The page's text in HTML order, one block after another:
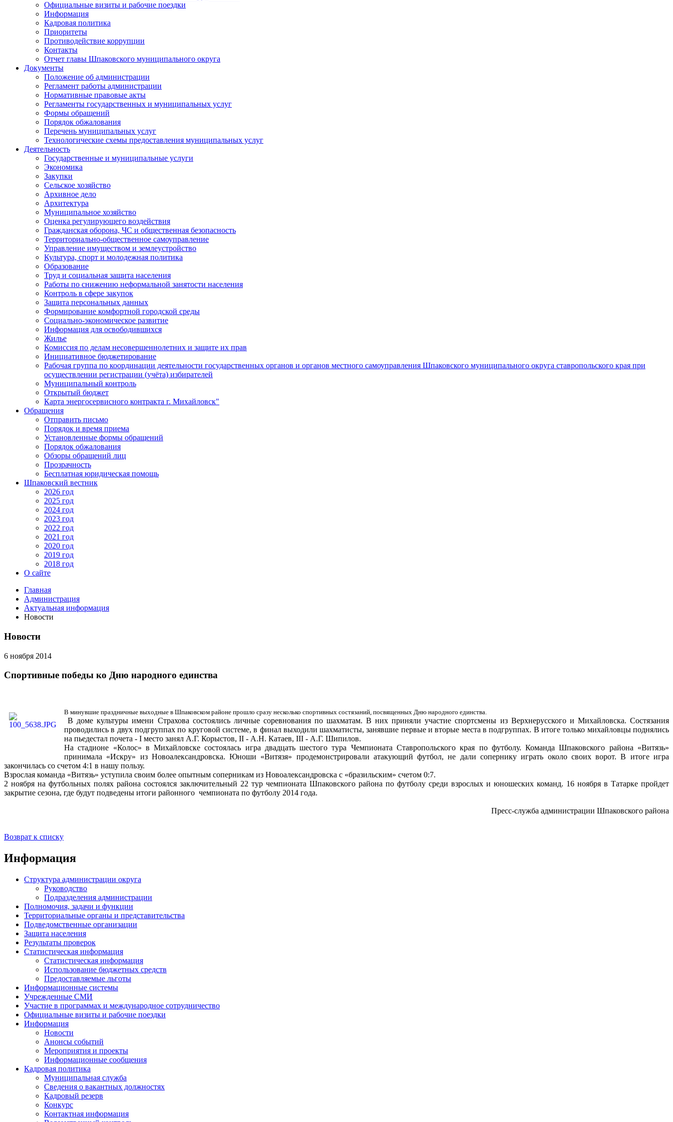
Официальные визиты и рабочие поездки
Информация
Кадровая политика
Приоритеты
Противодействие коррупции
Контакты
Отчет главы Шпаковского муниципального округа
Документы
Положение об администрации
Регламент работы администрации
Нормативные правовые акты
Регламенты государственных и муниципальных услуг
Формы обращений
Порядок обжалования
Перечень муниципальных услуг
Технологические схемы предоставления муниципальных услуг
Деятельность
Государственные и муниципальные услуги
Экономика
Закупки
Сельское хозяйство
Архивное дело
Архитектура
Муниципальное хозяйство
Оценка регулирующего воздействия
Гражданская оборона, ЧС и общественная безопасность
Территориально-общественное самоуправление
Управление имуществом и землеустройство
Культура, спорт и молодежная политика
Образование
Труд и социальная защита населения
Работы по снижению неформальной занятости населения
Контроль в сфере закупок
Защита персональных данных
Формирование комфортной городской среды
Социально-экономическое развитие
Информация для освободившихся
Жилье
Комиссия по делам несовершеннолетних и защите их прав
Инициативное бюджетирование
Рабочая группа по координации деятельности государственных органов и органов местного самоуправления Шпаковского муниципального округа ставропольского края при
осуществлении регистрации (учёта) избирателей
Муниципальный контроль
Открытый бюджет
Карта энергосервисного контракта г. Михайловск"
Обращения
Отправить письмо
Порядок и время приема
Установленные формы обращений
Порядок обжалования
Обзоры обращений лиц
Прозрачность
Бесплатная юридическая помощь
Шпаковский вестник
2026 год
2025 год
2024 год
2023 год
2022 год
2021 год
2020 год
2019 год
2018 год
О сайте
Главная
Администрация
Актуальная информация
Новости
Новости
6 ноября 2014
Спортивные победы ко Дню народного единства
В минувшие праздничные выходные в Шпаковском районе прошло сразу несколько спортивных состязаний, посвященных Дню народного единства.
В доме культуры имени Страхова состоялись личные соревнования по шахматам. В них приняли участие спортсмены из Верхнерусского и Михайловска. Состязания
проводились в двух подгруппах по круговой системе, в финал выходили шахматисты, занявшие первые и вторые места в подгруппах. В итоге только михайловцы поднялись
на пьедестал почета - I место занял А.Г. Корыстов, II - А.Н. Катаев, III - А.Г. Шипилов.
На стадионе «Колос» в Михайловске состоялась игра двадцать шестого тура Чемпионата Ставропольского края по футболу. Команда Шпаковского района «Витязь»
принимала «Искру» из Новоалександровска. Юноши «Витязя» продемонстрировали атакующий футбол, не дали сопернику играть около своих ворот. В итоге игра
закончилась со счетом 4:1 в нашу пользу.
Взрослая команда «Витязь» уступила своим более опытным соперникам из Новоалександровска с «бразильским» счетом 0:7.
2 ноября на футбольных полях района состоялся заключительный 22 тур чемпионата Шпаковского района по футболу среди взрослых и юношеских команд. 16 ноября в Татарке пройдет
закрытие сезона, где будут подведены итоги районного чемпионата по футболу 2014 года.
Пресс-служба администрации Шпаковского района
Возврат к списку
Информация
Структура администрации округа
Руководство
Подразделения администрации
Полномочия, задачи и функции
Территориальные органы и представительства
Подведомственные организации
Защита населения
Результаты проверок
Статистическая информация
Статистическая информация
Использование бюджетных средств
Предоставляемые льготы
Информационные системы
Учрежденные СМИ
Участие в программах и международное сотрудничество
Официальные визиты и рабочие поездки
Информация
Новости
Анонсы событий
Мероприятия и проекты
Информационные сообщения
Кадровая политика
Муниципальная служба
Сведения о вакантных должностях
Кадровый резерв
Конкурс
Контактная информация